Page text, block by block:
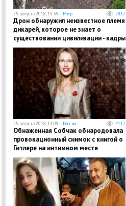
25 августа 2018, 15:39 —Мир 2837
​Дрон обнаружил неизвестное племя
дикарей, которое не знает о
существовании цивилизации - кадры
25 августа 2018, 14:09 —Россия 4117
​Обнаженная Собчак обнародовала
провокационный снимок с книгой о
Гитлере на интимном месте